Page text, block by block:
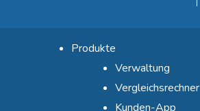
Produkte
Verwaltung
Vergleichsrechner
Kunden-App